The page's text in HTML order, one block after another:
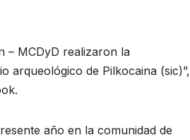
– MCDyD realizaron la
arqueológico de Pilkocaina (sic)”,
año en la comunidad de